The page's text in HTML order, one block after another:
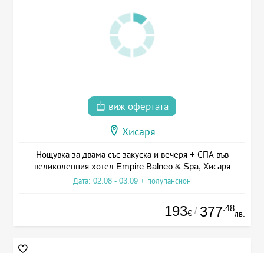
виж офертата
Хисаря
Нощувка за двама със закуска и вечеря + СПА във
великолепния хотел Empire Balneo & Spa, Хисаря
Дата: 02.08 - 03.09 + полупансион
193€ / 377.48
лв.